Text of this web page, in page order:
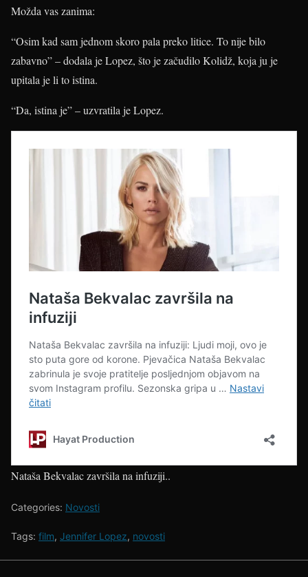
Možda vas zanima:
“Osim kad sam jednom skoro pala preko litice. To nije bilo
zabavno” – dodala je Lopez, što je začudilo Kolidž, koja ju je
upitala je li to istina.
“Da, istina je” – uzvratila je Lopez.
Nataša Bekvalac završila na infuziji..
Categories: Novosti
Tags: film, Jennifer Lopez, novosti